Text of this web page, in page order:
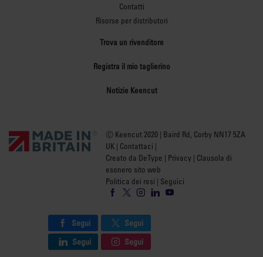
Contatti
Risorse per distributori
Trova un rivenditore
Registra il mio taglierino
Notizie Keencut
Ⓒ Keencut 2020 | Baird Rd, Corby NN17 5ZA
UK | Contattaci |
Creato da DeType | Privacy | Clausola di
esonero sito web
Politica dei resi | Seguici
Segui
Segui
Segui
Segui